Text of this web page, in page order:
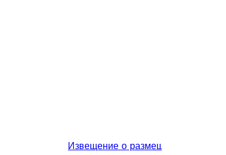
Извещение о размещении проекта